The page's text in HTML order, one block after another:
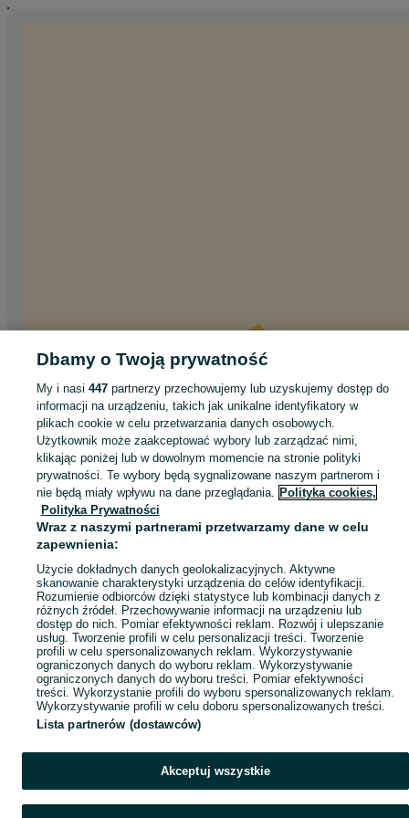
Ups! Coś poszło nie tak...
Odśwież lub wróć na stronę główną
Odśwież
Dbamy o Twoją prywatność
My i nasi 447partnerzy przechowujemy lub uzyskujemy dostęp do
informacji na urządzeniu, takich jak unikalne identyfikatory w
plikach cookie w celu przetwarzania danych osobowych.
Użytkownik może zaakceptować wybory lub zarządzać nimi,
klikając poniżej lub w dowolnym momencie na stronie polityki
prywatności. Te wybory będą sygnalizowane naszym partnerom i
nie będą miały wpływu na dane przeglądania. Polityka cookies,
Polityka Prywatności
Wraz z naszymi partnerami przetwarzamy dane w celu
zapewnienia:
Użycie dokładnych danych geolokalizacyjnych. Aktywne
skanowanie charakterystyki urządzenia do celów identyfikacji.
Rozumienie odbiorców dzięki statystyce lub kombinacji danych z
różnych źródeł. Przechowywanie informacji na urządzeniu lub
dostęp do nich. Pomiar efektywności reklam. Rozwój i ulepszanie
usług. Tworzenie profili w celu personalizacji treści. Tworzenie
profili w celu spersonalizowanych reklam. Wykorzystywanie
ograniczonych danych do wyboru reklam. Wykorzystywanie
ograniczonych danych do wyboru treści. Pomiar efektywności
treści. Wykorzystanie profili do wyboru spersonalizowanych reklam.
Wykorzystywanie profili w celu doboru spersonalizowanych treści.
Lista partnerów (dostawców)
Akceptuj wszystkie